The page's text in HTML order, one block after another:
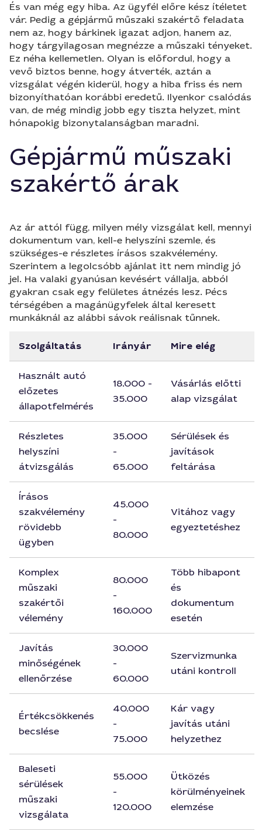
És van még egy hiba. Az ügyfél előre kész ítéletet
vár. Pedig a gépjármű műszaki szakértő feladata
nem az, hogy bárkinek igazat adjon, hanem az,
hogy tárgyilagosan megnézze a műszaki tényeket.
Ez néha kellemetlen. Olyan is előfordul, hogy a
vevő biztos benne, hogy átverték, aztán a
vizsgálat végén kiderül, hogy a hiba friss és nem
bizonyíthatóan korábbi eredetű. Ilyenkor csalódás
van, de még mindig jobb egy tiszta helyzet, mint
hónapokig bizonytalanságban maradni.
Gépjármű műszaki
szakértő árak
Az ár attól függ, milyen mély vizsgálat kell, mennyi
dokumentum van, kell-e helyszíni szemle, és
szükséges-e részletes írásos szakvélemény.
Szerintem a legolcsóbb ajánlat itt nem mindig jó
jel. Ha valaki gyanúsan kevésért vállalja, abból
gyakran csak egy felületes átnézés lesz. Pécs
térségében a magánügyfelek által keresett
munkáknál az alábbi sávok reálisnak tűnnek.
Szolgáltatás Irányár Mire elég
Használt autó
előzetes
állapotfelmérés
18.000 -
35.000
Vásárlás előtti
alap vizsgálat
Részletes
helyszíni
átvizsgálás
35.000
-
65.000
Sérülések és
javítások
feltárása
Írásos
szakvélemény
rövidebb
ügyben
45.000
-
80.000
Vitához vagy
egyeztetéshez
Komplex
műszaki
szakértői
vélemény
80.000
-
160.000
Több hibapont
és
dokumentum
esetén
Javítás
minőségének
ellenőrzése
30.000
-
60.000
Szervizmunka
utáni kontroll
Értékcsökkenés
becslése
40.000
-
75.000
Kár vagy
javítás utáni
helyzethez
Baleseti
sérülések
műszaki
vizsgálata
55.000
-
120.000
Ütközés
körülményeinek
elemzése